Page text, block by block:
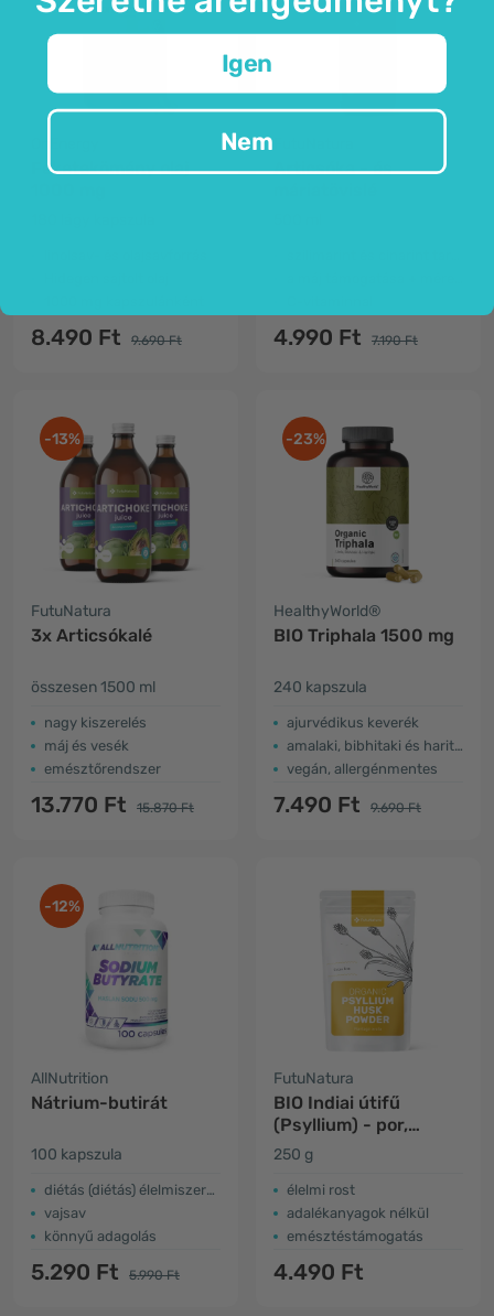
Feketekömény olaj
8.490 Ft 9.690 Ft
Articsóka - és
4.990 Ft 7.190 Ft
-13%
FutuNatura
3x Articsókalé
összesen 1500 ml
nagy kiszerelés
máj és vesék
emésztőrendszer
13.770 Ft 15.870 Ft
-23%
HealthyWorld®
BIO Triphala 1500 mg
240 kapszula
ajurvédikus keverék
amalaki, bibhitaki és haritaki
vegán, allergénmentes
7.490 Ft 9.690 Ft
-12%
AllNutrition
Nátrium-butirát
100 kapszula
diétás (diétás) élelmiszerek speciális egészségügyi célokra
vajsav
könnyű adagolás
5.290 Ft 5.990 Ft
FutuNatura
BIO Indiai útifű
(Psyllium) - por,
székrekedés
250 g
élelmi rost
adalékanyagok nélkül
emésztéstámogatás
4.490 Ft
Igen
Nem